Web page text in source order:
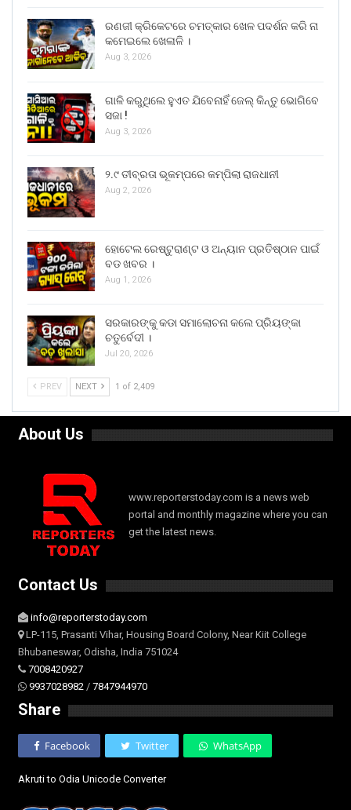
ରଣଜୀ କ୍ରିକେଟରେ ଚମତ୍କାର ଖେଳ ପଦର୍ଶନ କରି ନା
କମେଇଲେ ଖେଳାଳି ।
Aug 3, 2026
ଗାଳି କରୁଥିଲେ ହୁଏତ ଯିବେନାହିଁ ଜେଲ୍ କିନ୍ତୁ ଭୋଗିବେ
ସଜା !
Aug 3, 2026
୨.୯ ତୀବ୍ରତା ଭୂକମ୍ପରେ କମ୍ପିଲା ରାଜଧାନୀ
Aug 2, 2026
ହୋଟେଲ ରେଷ୍ଟୁରାଣ୍ଟ ଓ ଅନ୍ୟାନ ପ୍ରତିଷ୍ଠାନ ପାଇଁ
ବଡ ଖବର ।
Aug 1, 2026
ସରକାରଙ୍କୁ କଡା ସମାଲୋଚନା କଲେ ପ୍ରିୟଙ୍କା
ଚତୁର୍ବେଦୀ ।
Jul 20, 2026
PREV NEXT 1 of 2,409
About Us
www.reporterstoday.com is a news web
portal and monthly magazine where you can
get the latest news.
Contact Us
info@reporterstoday.com
LP-115, Prasanti Vihar, Housing Board Colony, Near Kiit College
Bhubaneswar, Odisha, India 751024
7008420927
9937028982 / 7847944970
Share
Facebook Twitter WhatsApp
Akruti to Odia Unicode Converter